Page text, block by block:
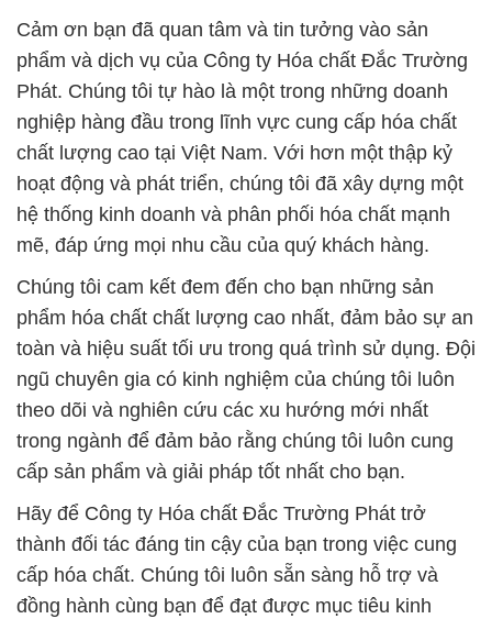
Cảm ơn bạn đã quan tâm và tin tưởng vào sản
phẩm và dịch vụ của Công ty Hóa chất Đắc Trường
Phát. Chúng tôi tự hào là một trong những doanh
nghiệp hàng đầu trong lĩnh vực cung cấp hóa chất
chất lượng cao tại Việt Nam. Với hơn một thập kỷ
hoạt động và phát triển, chúng tôi đã xây dựng một
hệ thống kinh doanh và phân phối hóa chất mạnh
mẽ, đáp ứng mọi nhu cầu của quý khách hàng.
Chúng tôi cam kết đem đến cho bạn những sản
phẩm hóa chất chất lượng cao nhất, đảm bảo sự an
toàn và hiệu suất tối ưu trong quá trình sử dụng. Đội
ngũ chuyên gia có kinh nghiệm của chúng tôi luôn
theo dõi và nghiên cứu các xu hướng mới nhất
trong ngành để đảm bảo rằng chúng tôi luôn cung
cấp sản phẩm và giải pháp tốt nhất cho bạn.
Hãy để Công ty Hóa chất Đắc Trường Phát trở
thành đối tác đáng tin cậy của bạn trong việc cung
cấp hóa chất. Chúng tôi luôn sẵn sàng hỗ trợ và
đồng hành cùng bạn để đạt được mục tiêu kinh